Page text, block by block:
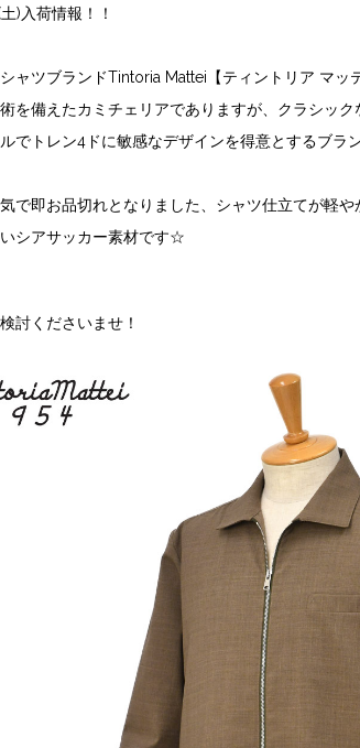
)入荷情報！！
ャツブランドTintoria Mattei【ティントリア マッ
を備えたカミチェリアでありますが、クラシック
でトレン4ドに敏感なデザインを得意とするブラ
で即お品切れとなりました、シャツ仕立てが軽や
シアサッカー素材です☆
討くださいませ！